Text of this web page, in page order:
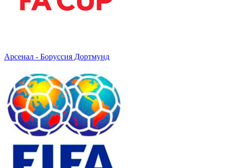
Арсенал - Боруссия Дортмунд